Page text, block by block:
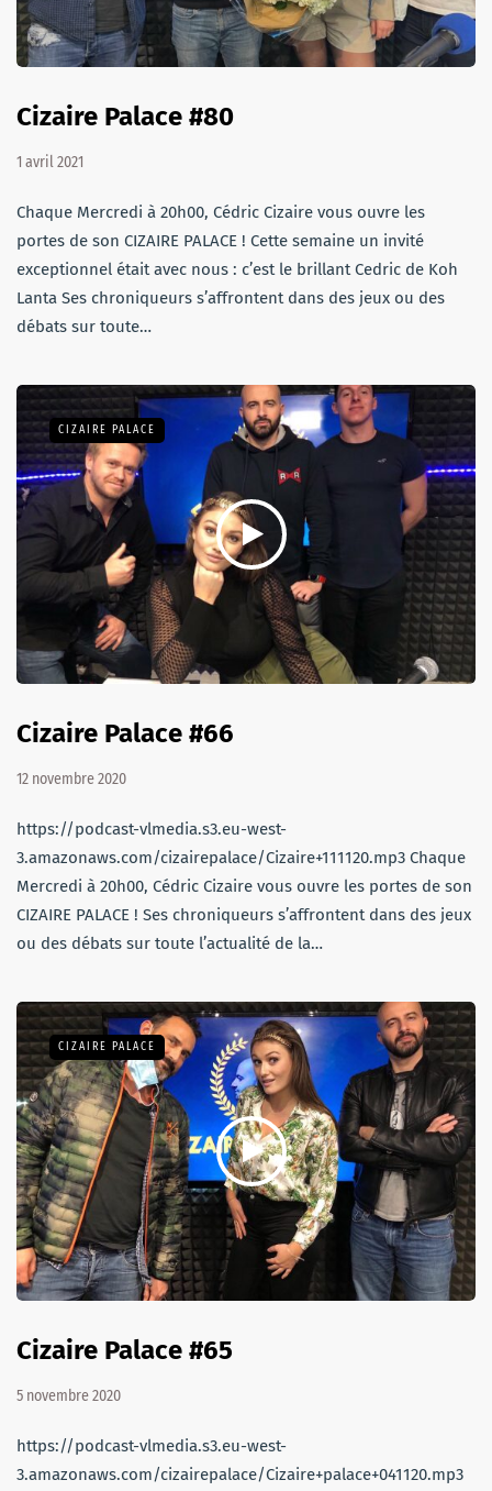
Cizaire Palace #80
1 avril 2021
Chaque Mercredi à 20h00, Cédric Cizaire vous ouvre les
portes de son CIZAIRE PALACE ! Cette semaine un invité
exceptionnel était avec nous : c’est le brillant Cedric de Koh
Lanta Ses chroniqueurs s’affrontent dans des jeux ou des
débats sur toute…
CIZAIRE PALACE
Cizaire Palace #66
12 novembre 2020
https://podcast-vlmedia.s3.eu-west-
3.amazonaws.com/cizairepalace/Cizaire+111120.mp3 Chaque
Mercredi à 20h00, Cédric Cizaire vous ouvre les portes de son
CIZAIRE PALACE ! Ses chroniqueurs s’affrontent dans des jeux
ou des débats sur toute l’actualité de la…
CIZAIRE PALACE
Cizaire Palace #65
5 novembre 2020
https://podcast-vlmedia.s3.eu-west-
3.amazonaws.com/cizairepalace/Cizaire+palace+041120.mp3